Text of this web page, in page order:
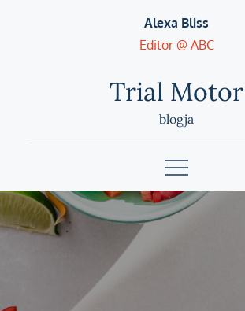
Alexa Bliss
Editor @ ABC
Trial Motor
blogja